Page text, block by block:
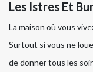
Les Istres Et
La maison où vous
Surtout si vous ne
de donner tous les